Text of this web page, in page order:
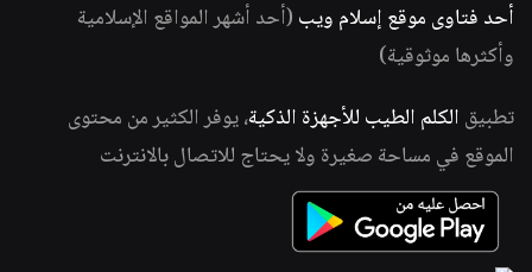
أحد فتاوى موقع إسلام ويب (أحد أشهر المواقع الإسلامية
وأكثرها موثوقية)
تطبيق الكلم الطيب للأجهزة الذكية، يوفر الكثير من محتوى
الموقع في مساحة صغيرة ولا يحتاج للاتصال بالانترنت